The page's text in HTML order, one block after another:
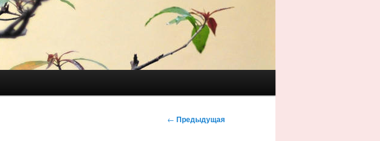
← Предыдущая